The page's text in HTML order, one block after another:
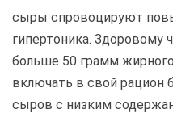
сыры спровоцируют
гипертоника. Здоровому
больше 50 грамм
включать в свой рацион
сыров с низким